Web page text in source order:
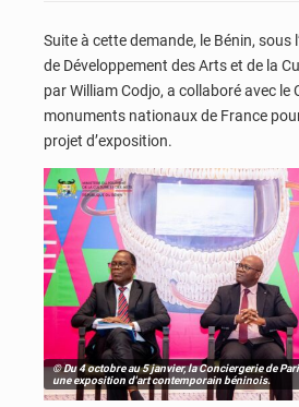
Suite à cette demande, le Bénin, sous
de Développement des Arts et de la
par William Codjo, a collaboré avec le
monuments nationaux de France
projet d’exposition.
© Du 4 octobre au 5 janvier, la Conciergerie de
une exposition d'art contemporain béninois.